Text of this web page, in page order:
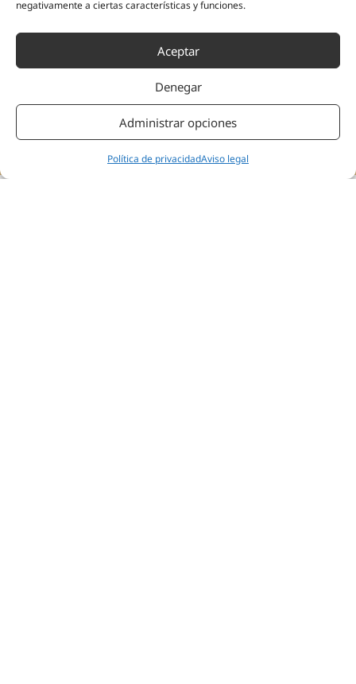
negativamente a ciertas características y funciones.
Aceptar
Denegar
Administrar opciones
Política de privacidadAviso legal
«Lo que vamos a ver es si somos capaces de tener una
recuperación con unos resultados mucho más óptimos
tanto a nivel de funcionalidad, escalas de dolor, y también
a nivel cerebral, que yo creo que es lo más importante de